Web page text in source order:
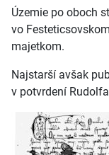
Územie po oboch
vo
majetkom.
Najstarší avšak
v potvrdení